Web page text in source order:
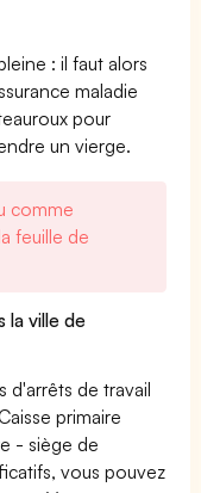
: il faut alors
maladie
pour
un vierge.
comme
feuille de
la ville de
d'arrêts de travail
primaire
- siège de
vous pouvez